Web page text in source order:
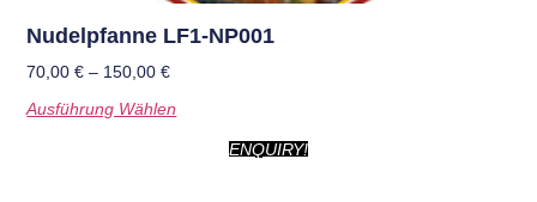
Nudelpfanne LF1-NP001
70,00€ – 150,00€
Ausführung Wählen
ENQUIRY!